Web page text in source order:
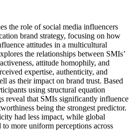
the role of social media influencers
brand strategy, focusing on how
attitudes in a multicultural
the relationships between SMIs’
attitude homophily, and
expertise, authenticity, and
as their impact on brand trust. Based
using structural equation
reveal that SMIs significantly influence
being the strongest predictor.
had less impact, while global
more uniform perceptions across